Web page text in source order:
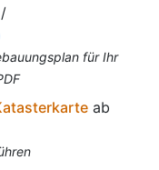
für Ihr
ab